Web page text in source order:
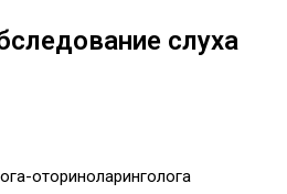
слуха
оториноларинголога